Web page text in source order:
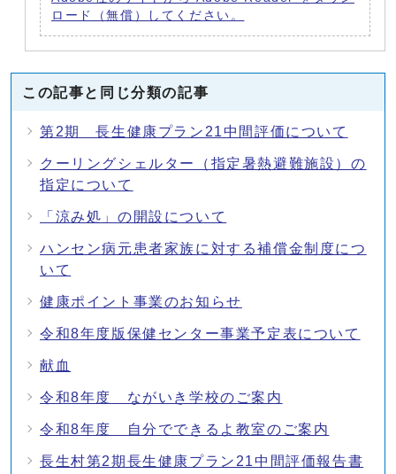
ロード（無償）してください。
この記事と同じ分類の記事
第2期 長生健康プラン21中間評価について
クーリングシェルター（指定暑熱避難施設）の
指定について
「涼み処」の開設について
ハンセン病元患者家族に対する補償金制度につ
いて
健康ポイント事業のお知らせ
令和8年度版保健センター事業予定表について
献血
令和8年度 ながいき学校のご案内
令和8年度 自分でできるよ教室のご案内
長生村第2期長生健康プラン21中間評価報告書